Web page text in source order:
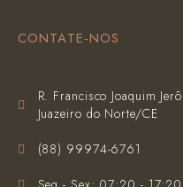
CONTATE-NOS
R. Francisco Joaquim
Juazeiro do Norte/CE
(‪88) 99974-6761‬